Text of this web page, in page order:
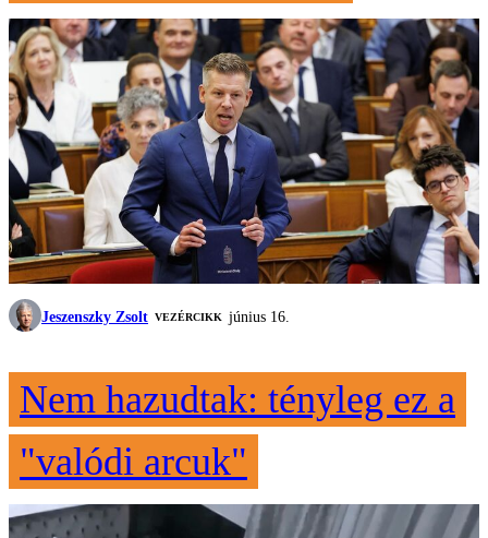
Jeszenszky Zsolt VEZÉRCIKK június 16.
Nem hazudtak: tényleg ez a
"valódi arcuk"